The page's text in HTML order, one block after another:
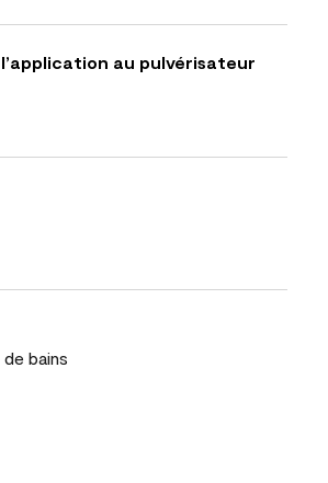
au pulvérisateur
bains